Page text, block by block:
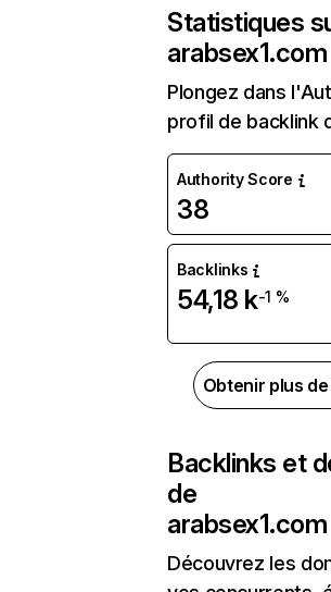
Statistiques
arabsex1.com
Plongez dans
profil de backlink
Authority Score
38
Backlinks
54,18 k-1 %
Obtenir plus
Backlinks et
de
arabsex1.com
Découvrez les